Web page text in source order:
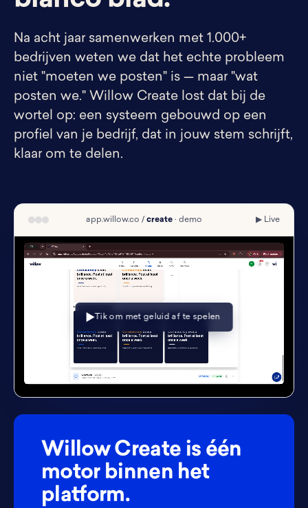
Na acht jaar samenwerken met 1.000+
bedrijven weten we dat het echte probleem
niet "moeten we posten" is — maar "wat
posten we." Willow Create lost dat bij de
wortel op: een systeem gebouwd op een
profiel van je bedrijf, dat in jouw stem schrijft,
klaar om te delen.
app.willow.co / create· demo ▶ Live
Tik om met geluid af te spelen
Willow Create is één
motor binnen het
platform.